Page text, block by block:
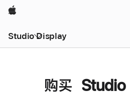
Apple
Studio Display
购买 Studio